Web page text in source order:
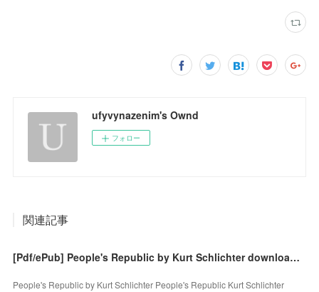
ufyvynazenim's Ownd
フォロー
関連記事
[Pdf/ePub] People's Republic by Kurt Schlichter download ebook
People's Republic by Kurt Schlichter People's Republic Kurt Schlichter